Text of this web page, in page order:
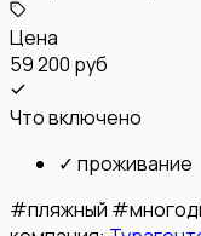
Цена
59 200 руб
Что включено
✓ проживание
#пляжный #